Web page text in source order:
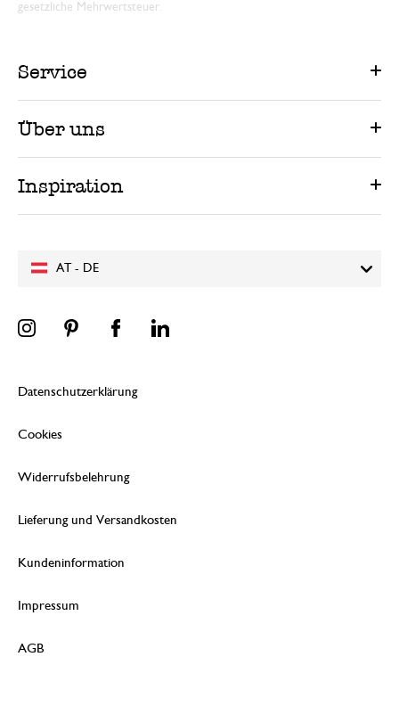
AT - DE
gesetzliche Mehrwertsteuer.
Service
Über uns
Inspiration
Datenschutzerklärung
Cookies
Widerrufsbelehrung
Lieferung und Versandkosten
Kundeninformation
Impressum
AGB